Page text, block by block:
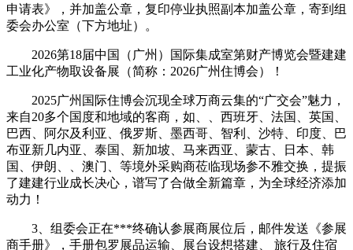
申请表》，并加盖公章，复印停业执照副本加盖公章，寄到组
委会办公室（下方地址）。
2026第18届中国（广州）国际集成室第财产博览会暨建建
工业化产物取设备展（简称：2026广州住博会）！
2025广州国际住博会沉现全球万商云集的“广交会”魅力，
来自20多个国度和地域的客商，如、、西班牙、法国、英国、
巴西、阿尔及利亚、俄罗斯、墨西哥、智利、沙特、印度、巴
布亚新几内亚、泰国、新加坡、马来西亚、蒙古、日本、韩
国、伊朗、、澳门、等境外采购商莅临现场参不雅交换，提振
了建建行业成长决心，谱写了合做全新篇章，为全球经济添加
动力！
3、组委会正在***终确认参展商展位后，邮件发送《参展
商手册》，手册包罗展品运输、展台设想搭建、 旅行及住宿